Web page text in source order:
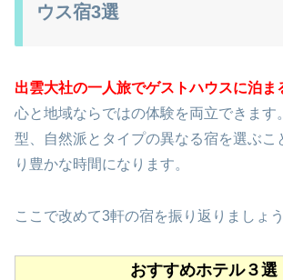
ウス宿3選
出雲大社の一人旅でゲストハウスに泊ま
心と地域ならではの体験を両立できます
型、自然派とタイプの異なる宿を選ぶこ
り豊かな時間になります。
ここで改めて3軒の宿を振り返りましょう
おすすめホテル３選